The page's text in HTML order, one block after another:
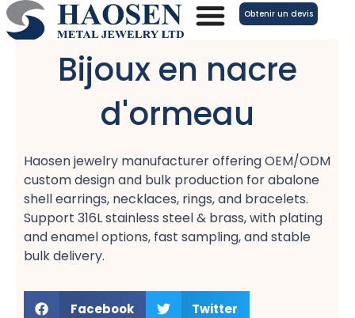
Aller
au
Obtenir un devis
Bijoux en nacre
d'ormeau
Haosen jewelry manufacturer offering OEM/ODM
custom design and bulk production for abalone
shell earrings, necklaces, rings, and bracelets.
Support 316L stainless steel & brass, with plating
and enamel options, fast sampling, and stable
bulk delivery.
Facebook Twitter